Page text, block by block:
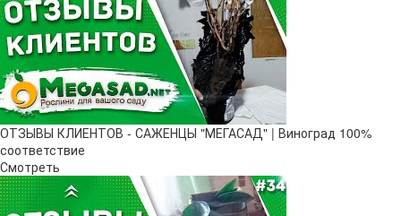
ОТЗЫВЫ КЛИЕНТОВ - САЖЕНЦЫ "МЕГАСАД" | Виноград 100%
соответствие
Смотреть